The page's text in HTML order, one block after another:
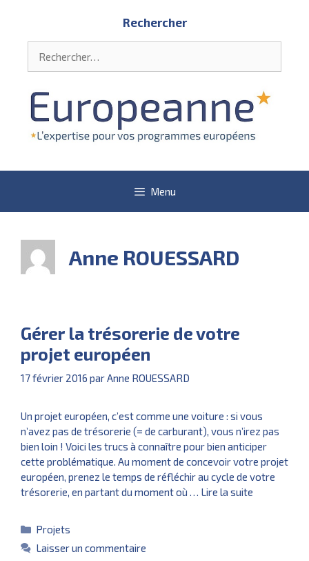
Rechercher
Menu
Anne ROUESSARD
Gérer la trésorerie de votre
projet européen
17 février 2016 parAnne ROUESSARD
Un projet européen, c’est comme une voiture : si vous
n’avez pas de trésorerie (= de carburant), vous n’irez pas
bien loin ! Voici les trucs à connaître pour bien anticiper
cette problématique. Au moment de concevoir votre projet
européen, prenez le temps de réfléchir au cycle de votre
trésorerie, en partant du moment où … Lire la suite
Catégories
Projets
Laisser un commentaire